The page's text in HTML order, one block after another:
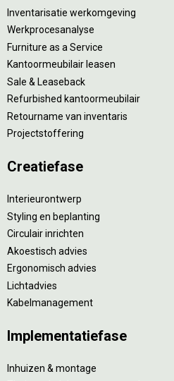
Inventarisatie werkomgeving
Werkprocesanalyse
Furniture as a Service
Kantoormeubilair leasen
Sale & Leaseback
Refurbished kantoormeubilair
Retourname van inventaris
Projectstoffering
Creatiefase
Interieurontwerp
Styling en beplanting
Circulair inrichten
Akoestisch advies
Ergonomisch advies
Lichtadvies
Kabelmanagement
Implementatiefase
Inhuizen & montage